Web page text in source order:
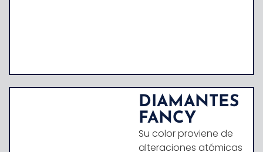
DIAMANTES
FANCY
Su color proviene de
alteraciones atómicas